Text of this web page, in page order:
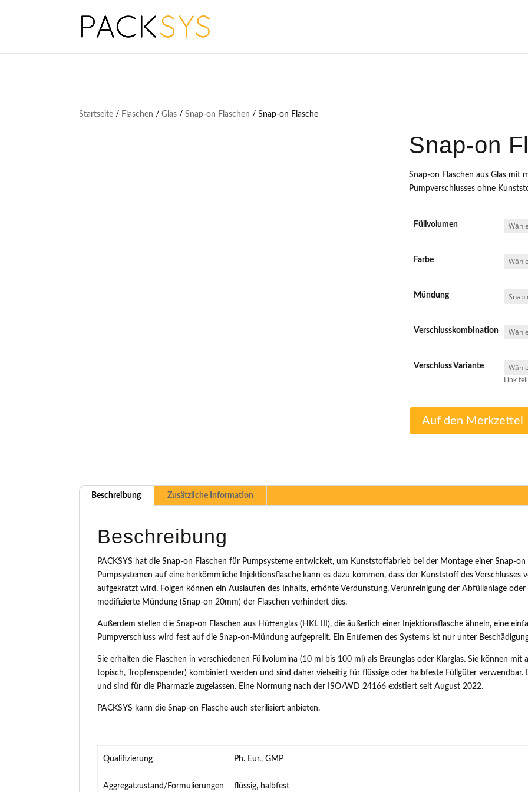
Startseite / Flaschen /Glas /Snap-on Flaschen / Snap-on Flasche
Snap-on
Snap-on Flaschen aus Glas mit
Pumpverschlusses ohne
Füllvolumen
Farbe
Mündung
Verschlusskombination
Verschluss Variante
Link
Auf den Merkzettel
Beschreibung Zusätzliche Information
Beschreibung
PACKSYS hat die Snap-on Flaschen für Pumpsysteme entwickelt, um Kunststoffabrieb bei der Montage einer Snap-
Pumpsystemen auf eine herkömmliche Injektionsflasche kann es dazu kommen, dass der Kunststoff des
aufgekratzt wird. Folgen können ein Auslaufen des Inhalts, erhöhte Verdunstung, Verunreinigung der Abfüllanlage
modifizierte Mündung (Snap-on 20mm) der Flaschen verhindert dies.
Außerdem stellen die Snap-on Flaschen aus Hüttenglas (HKL III), die äußerlich einer Injektionsflasche ähneln, eine
Pumpverschluss wird fest auf die Snap-on-Mündung aufgeprellt. Ein Entfernen des Systems ist nur unter
Sie erhalten die Flaschen in verschiedenen Füllvolumina (10 ml bis 100 ml) als Braunglas oder Klarglas. Sie können mit
topisch, Tropfenspender) kombiniert werden und sind daher vielseitig für flüssige oder halbfeste Füllgüter
und sind für die Pharmazie zugelassen. Eine Normung nach der ISO/WD 24166 existiert seit August 2022.
PACKSYS kann die Snap-on Flasche auch sterilisiert anbieten.
Qualifizierung Ph. Eur., GMP
Aggregatzustand/Formulierungen flüssig, halbfest